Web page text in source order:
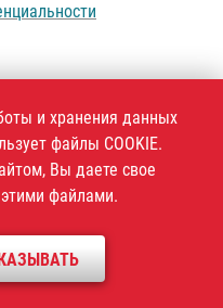
и хранения данных
файлы COOKIE.
Вы даете свое
этими файлами.